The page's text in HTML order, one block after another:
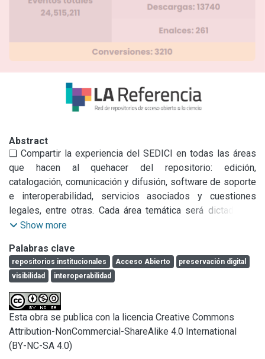
Abstract
❏ Compartir la experiencia del SEDICI en todas las áreas
que hacen al quehacer del repositorio: edición,
catalogación, comunicación y difusión, software de soporte
e interoperabilidad, servicios asociados y cuestiones
legales, entre otras. Cada área temática será dictada por
distintos integrantes del SEDICI, de acuerdo al perfil de
❏ Crear conciencia sobre el acceso abierto en todas sus
formas.
❏ El curso es dictado con la participación de distintos
profesionales del repositorio.
Clase 1: Historia, acceso abierto, repositorios, la ley,
implementación.
Clase 2: Aspectos tecnológicos.
Clase 3: Derechos, licencias, vías de publicación y
Show more
Palabras clave
repositorios institucionales Acceso Abierto
preservación digital
visibilidad
interoperabilidad
Esta obra se publica con la licencia Creative Commons
Attribution-NonCommercial-ShareAlike 4.0 International
(BY-NC-SA 4.0)